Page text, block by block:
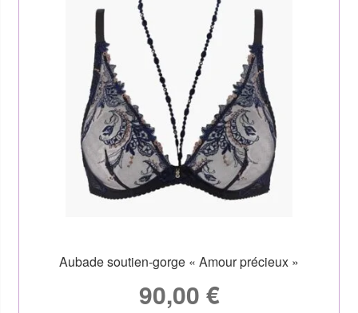
Aubade soutien-gorge « Amour précieux »
90,00 €